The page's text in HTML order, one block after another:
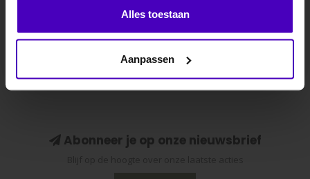
Alles toestaan
Aanpassen
Abonneer je op onze nieuwsbrief